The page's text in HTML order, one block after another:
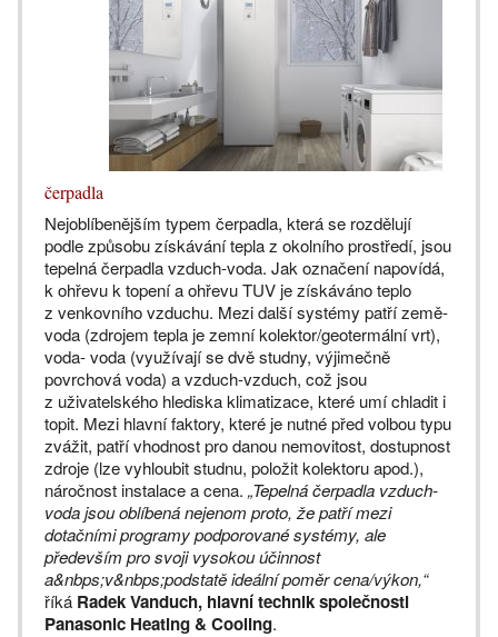
čerpadla
Nejoblíbenějším typem čerpadla, která se rozdělují
podle způsobu získávání tepla z okolního prostředí, jsou
tepelná čerpadla vzduch-voda. Jak označení napovídá,
k ohřevu k topení a ohřevu TUV je získáváno teplo
z venkovního vzduchu. Mezi další systémy patří země-
voda (zdrojem tepla je zemní kolektor/geotermální vrt),
voda- voda (využívají se dvě studny, výjimečně
povrchová voda) a vzduch-vzduch, což jsou
z uživatelského hlediska klimatizace, které umí chladit i
topit. Mezi hlavní faktory, které je nutné před volbou typu
zvážit, patří vhodnost pro danou nemovitost, dostupnost
zdroje (lze vyhloubit studnu, položit kolektoru apod.),
náročnost instalace a cena. „Tepelná čerpadla vzduch-
voda jsou oblíbená nejenom proto, že patří mezi
dotačními programy podporované systémy, ale
především pro svoji vysokou účinnost
a&nbps;v&nbps;podstatě ideální poměr cena/výkon,“
říká Radek Vanduch, hlavní technik společnosti
Panasonic Heating & Cooling.